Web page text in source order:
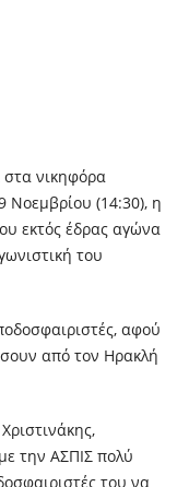
στα νικηφόρα
Νοεμβρίου (14:30), η
εκτός έδρας αγώνα
του
αφού
από τον Ηρακλή
την ΑΣΠΙΣ πολύ
του να